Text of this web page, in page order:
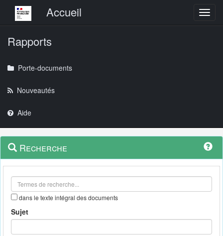
Menu principalAccueil
Rapports
Porte-documents
Nouveautés
Aide
Navigation
outils
Menu
contextuel
Recherche
dans le texte intégral des documents
Sujet